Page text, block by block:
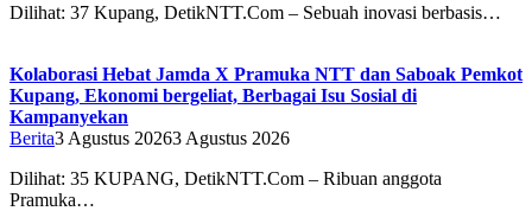
Dilihat: 37 Kupang, DetikNTT.Com – Sebuah inovasi berbasis…
Kolaborasi Hebat Jamda X Pramuka NTT dan Saboak Pemkot
Kupang, Ekonomi bergeliat, Berbagai Isu Sosial di
Kampanyekan
Berita3 Agustus 20263 Agustus 2026
Dilihat: 35 ‎‎KUPANG, DetikNTT.Com – Ribuan anggota
Pramuka…